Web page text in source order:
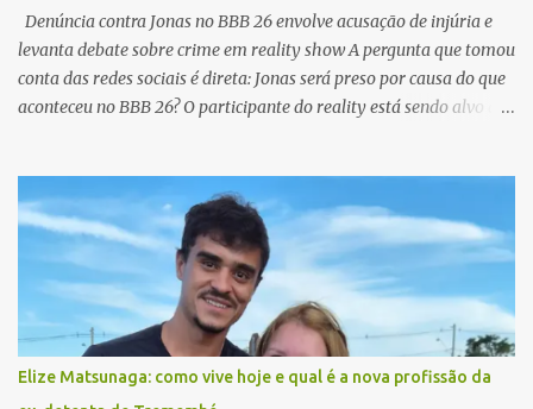
defendem o casal, outros questionam até onde vai o limite da
exposição d...
Denúncia contra Jonas no BBB 26 envolve acusação de injúria e
levanta debate sobre crime em reality show A pergunta que tomou
conta das redes sociais é direta: Jonas será preso por causa do que
aconteceu no BBB 26? O participante do reality está sendo alvo de
caso ganhou repercussão após uma associação protocolar queixa
alegando que falas ditas por Jonas durante uma briga com outro
participante poderiam se enquadrar como injúria motivada por
orientação sexual , crime que pode ter implicações legais sérias no
Brasil. O que aconteceu com Jonas no BBB 26? Durante uma
discussão no programa, Jonas utilizou termos considerados
ofensivos ao se referir a outro participante. A situação
rapidamente saiu do ambiente do jogo e chegou ao Ministério
Elize Matsunaga: como vive hoje e qual é a nova profissão da